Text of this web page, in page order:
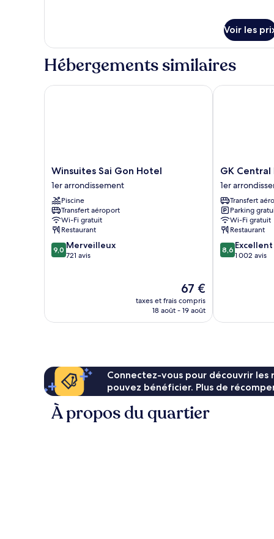
Deluxe
Twin
Room
Voir les
Hébergements similaires
Winsuites
Sai
Gon
Hotel
1er
arrondissement
Winsuites Sai Gon Hotel
1er arrondissement
Piscine
Transfert aéroport
Wi-Fi gratuit
Restaurant
9.0
sur
9,0 Merveilleux
721 avis
Le
nouveau
prix
67 €
taxes et frais compris
18 août - 19 août
Winsuites Sai Gon Hotel
GK
Central
Hotel
1er
GK
1er
Transfert
Parking
Wi-Fi gratuit
Restaurant
8.6
sur
8,6 Excellent
1 002 avis
GK Central
Connectez-vous pour découvrir
pouvez bénéficier. Plus de
À propos du quartier